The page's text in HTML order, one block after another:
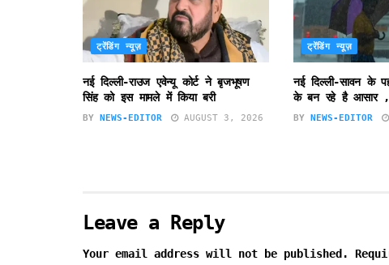
ट्रेंडिंग न्यूज़
नई दिल्ली-राउज एवेन्यू कोर्ट ने बृजभूषण
सिंह को इस मामले में किया बरी
BY NEWS-EDITOR AUGUST 3, 2026
ट्रेंडिंग न्यूज़
नई दिल्ली-सावन के
के बन रहे है आसार
BY NEWS-EDITOR
Leave a Reply
Your email address will not be published.